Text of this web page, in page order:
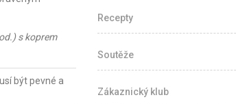
s koprem
být pevné a
Recepty
Soutěže
Zákaznický klub